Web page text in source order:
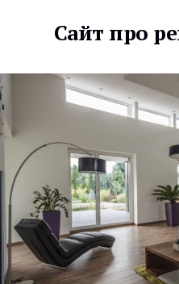
Сайт про